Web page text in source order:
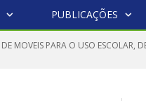
PUBLICAÇÕES
MOVEIS PARA O USO ESCOLAR,